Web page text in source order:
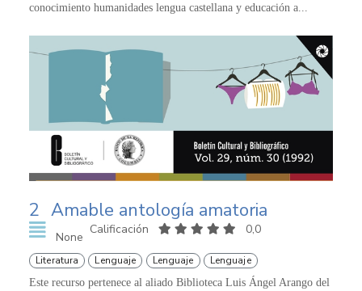
conocimiento humanidades lengua castellana y educación a...
2 Amable antología amatoria
None
Calificación 0,0
Literatura Lenguaje Lenguaje Lenguaje
Este recurso pertenece al aliado Biblioteca Luis Ángel Arango del